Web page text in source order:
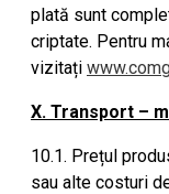
plată sunt
criptate. Pentru
vizitați
X. Transport –
10.1. Prețul
sau alte costuri